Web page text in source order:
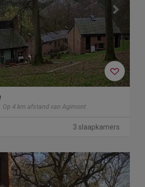
Op 4 km afstand van Agimont
3 slaapkamers
Next